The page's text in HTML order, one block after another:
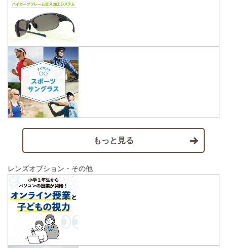
もっと見る
レンズオプション・その他